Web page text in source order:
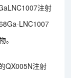
注射
LNC1007
。
QX005N注射